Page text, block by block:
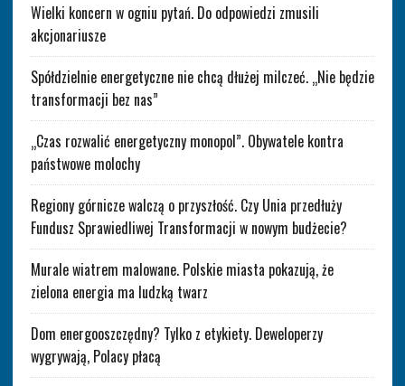
Wielki koncern w ogniu pytań. Do odpowiedzi zmusili
akcjonariusze
Spółdzielnie energetyczne nie chcą dłużej milczeć. „Nie będzie
transformacji bez nas”
„Czas rozwalić energetyczny monopol”. Obywatele kontra
państwowe molochy
Regiony górnicze walczą o przyszłość. Czy Unia przedłuży
Fundusz Sprawiedliwej Transformacji w nowym budżecie?
Murale wiatrem malowane. Polskie miasta pokazują, że
zielona energia ma ludzką twarz
Dom energooszczędny? Tylko z etykiety. Deweloperzy
wygrywają, Polacy płacą